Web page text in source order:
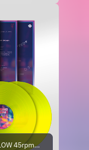
45rpm - AMAZON